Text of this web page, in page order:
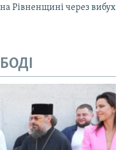
Рівненщині через вибух